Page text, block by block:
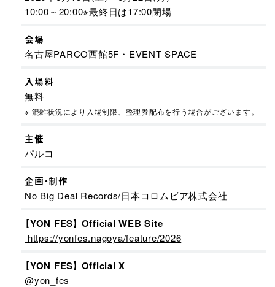
10:00～20:00※最終日は17:00閉場
会場
名古屋PARCO西館5F・EVENT SPACE
入場料
無料
※ 混雑状況により入場制限、整理券配布を行う場合がございます。
主催
パルコ
企画・制作
No Big Deal Records/日本コロムビア株式会社
【YON FES】 Official WEB Site
https://yonfes.nagoya/feature/2026
【YON FES】 Official X
@yon_fes